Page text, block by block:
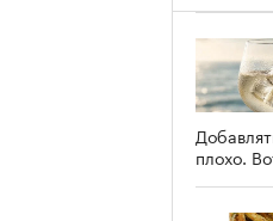
плохо.